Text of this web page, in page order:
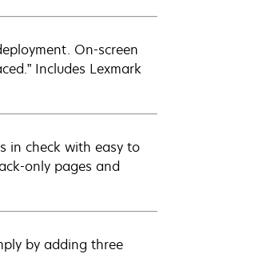
On-screen
Includes Lexmark
in check with easy to
only pages and
by adding three